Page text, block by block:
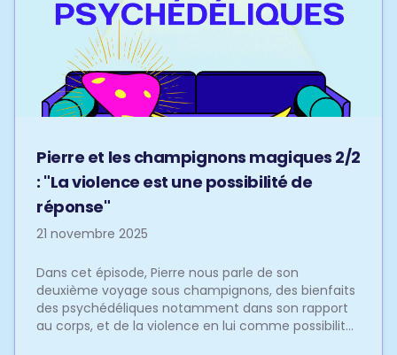
Pierre et les champignons magiques 2/2
: "La violence est une possibilité de
réponse"
21 novembre 2025
Dans cet épisode, Pierre nous parle de son
deuxième voyage sous champignons, des bienfaits
des psychédéliques notamment dans son rapport
au corps, et de la violence en lui comme possibilité